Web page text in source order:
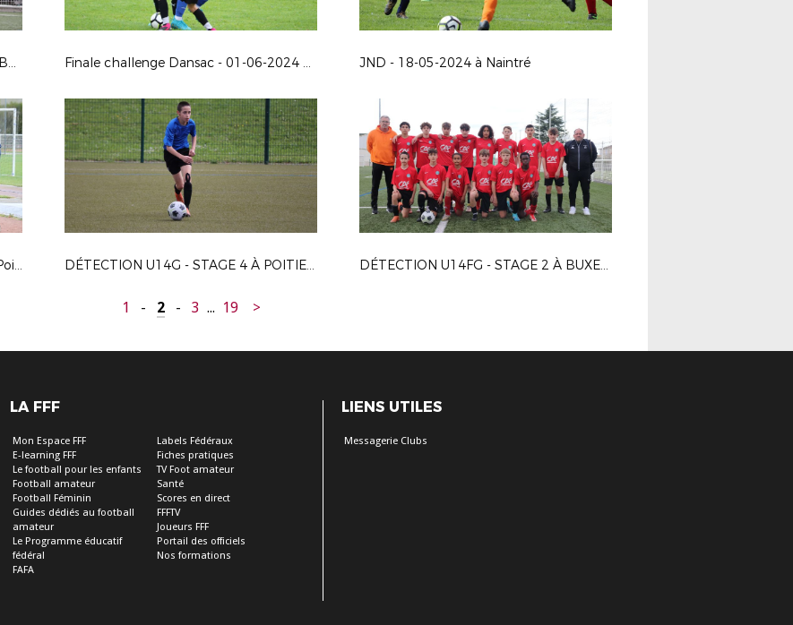
Finale challenge U15 - 01-06-2024 à Buxerolles Finale challenge Dansac - 01-06-2024 à Buxerolles JND - 18-05-2024 à Naintré
Journée des Féminines à Neuville-de-Poitou // 27.04.2024 DÉTECTION U14G - STAGE 4 À POITIERS LE 15-04-2024 DÉTECTION U14FG - STAGE 2 À BUXEROLLES LE 20-03-2024
1 - 2 - 3 ... 19 >
LA FFF
Mon Espace FFF
E-learning FFF
Le football pour les enfants
Football amateur
Football Féminin
Guides dédiés au football
amateur
Le Programme éducatif
fédéral
FAFA
Labels Fédéraux
Fiches pratiques
TV Foot amateur
Santé
Scores en direct
FFFTV
Joueurs FFF
Portail des officiels
Nos formations
LIENS UTILES
Messagerie Clubs